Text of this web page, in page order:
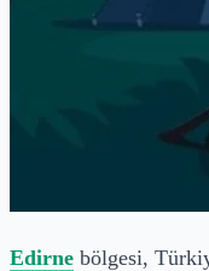
Edirne bölgesi,